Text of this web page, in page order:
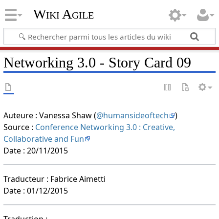
Wiki Agile
Networking 3.0 - Story Card 09
Auteure : Vanessa Shaw (@humansideoftech
)
Source : Conference Networking 3.0 : Creative,
Collaborative and Fun
Date : 20/11/2015
Traducteur : Fabrice Aimetti
Date : 01/12/2015